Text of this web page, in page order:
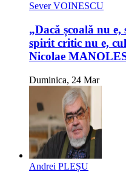
Sever VOINESCU
„Dacă școală nu
spirit critic nu e,
Nicolae
Duminica, 24 Mar
Andrei PLEȘU